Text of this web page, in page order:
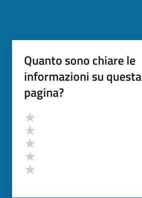
Quanto sono chiare le
informazioni su questa
pagina?
Valutazione